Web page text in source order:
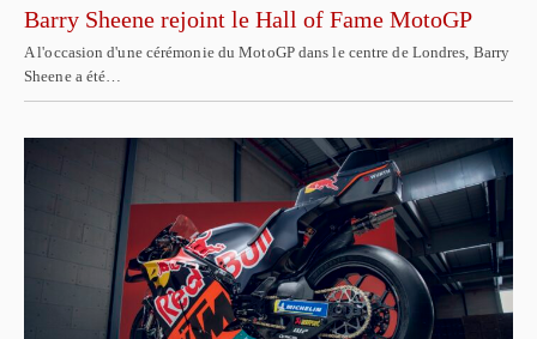
Barry Sheene rejoint le Hall of Fame MotoGP
A l'occasion d'une cérémonie du MotoGP dans le centre de Londres, Barry
Sheene a été…